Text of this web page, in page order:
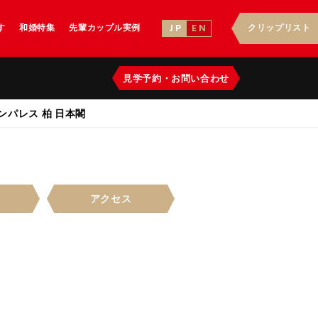
和婚特集 先輩カップル実例 J P E N クリップリスト
見学予約 ・ お問い合わせ
パレス 柏 日本閣
アクセス